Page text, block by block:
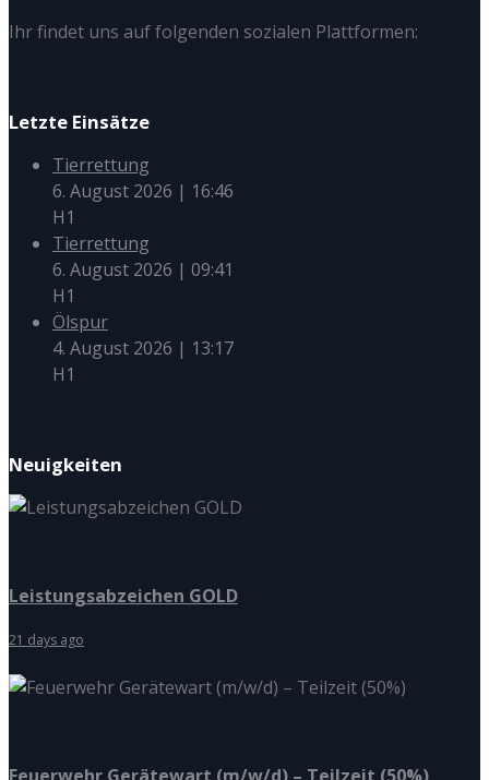
Ihr findet uns auf folgenden sozialen Plattformen:
Letzte Einsätze
Tierrettung
6. August 2026 | 16:46
H1
Tierrettung
6. August 2026 | 09:41
H1
Ölspur
4. August 2026 | 13:17
H1
Neuigkeiten
Leistungsabzeichen GOLD
21 days ago